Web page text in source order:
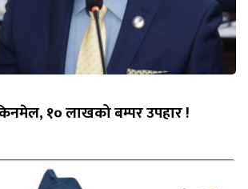
१० लाखको बम्पर उपहार !